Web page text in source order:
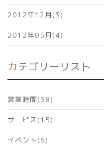
2012年12月(3)
2012年05月(4)
カテゴリーリスト
営業時間(38)
サービス(15)
イベント(6)